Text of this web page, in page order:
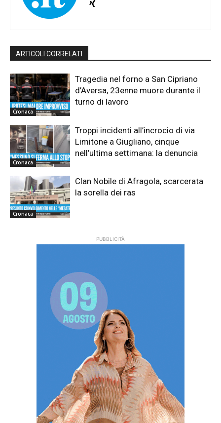
ARTICOLI CORRELATI
Cronaca
Tragedia nel forno a San Cipriano
d’Aversa, 23enne muore durante il
turno di lavoro
Cronaca
Troppi incidenti all’incrocio di via
Limitone a Giugliano, cinque
nell’ultima settimana: la denuncia
Cronaca
Clan Nobile di Afragola, scarcerata
la sorella dei ras
PUBBLICITÀ